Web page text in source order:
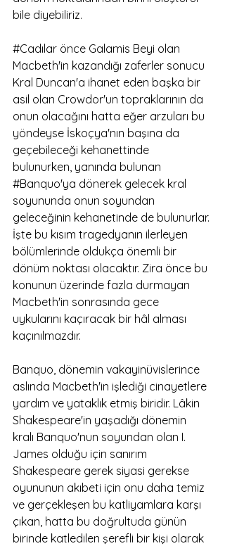
bile diyebiliriz.
#Cadılar önce Galamis Beyi olan
Macbeth'in kazandığı zaferler sonucu
Kral Duncan'a ihanet eden başka bir
asil olan Crowdor'un topraklarının da
onun olacağını hatta eğer arzuları bu
yöndeyse İskoçya'nın başına da
geçebileceği kehanettinde
bulunurken, yanında bulunan
#Banquo'ya dönerek gelecek kral
soyununda onun soyundan
geleceğinin kehanetinde de bulunurlar.
İşte bu kısım tragedyanın ilerleyen
bölümlerinde oldukça önemli bir
dönüm noktası olacaktır. Zira önce bu
konunun üzerinde fazla durmayan
Macbeth'in sonrasında gece
uykularını kaçıracak bir hâl alması
kaçınılmazdır.
Banquo, dönemin vakayinüvislerince
aslında Macbeth'in işlediği cinayetlere
yardım ve yataklık etmiş biridir. Lâkin
Shakespeare'in yaşadığı dönemin
kralı Banquo'nun soyundan olan I.
James olduğu için sanırım
Shakespeare gerek siyasi gerekse
oyununun akıbeti için onu daha temiz
ve gerçekleşen bu katliyamlara karşı
çıkan, hatta bu doğrultuda günün
birinde katledilen şerefli bir kişi olarak